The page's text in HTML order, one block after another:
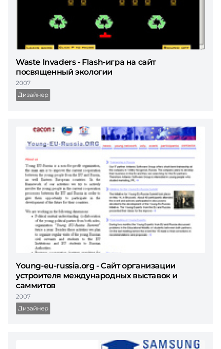
Waste Invaders - Flash-игра на сайт
посвященный экологии
2007
Дизайнер
Young-eu-russia.org - Сайт организации
устроителя международных выставок и
саммитов
2007
Дизайнер